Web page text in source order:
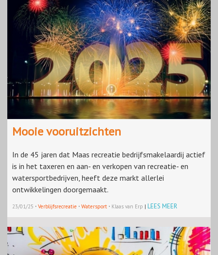
Mooie vooruitzichten
In de 45 jaren dat Maas recreatie bedrijfsmakelaardij actief
is in het taxeren en aan- en verkopen van recreatie- en
watersportbedrijven, heeft deze markt allerlei
ontwikkelingen doorgemaakt.
23/01/25 · Verblijfsrecreatie · Watersport · Klaas van Erp | LEES MEER